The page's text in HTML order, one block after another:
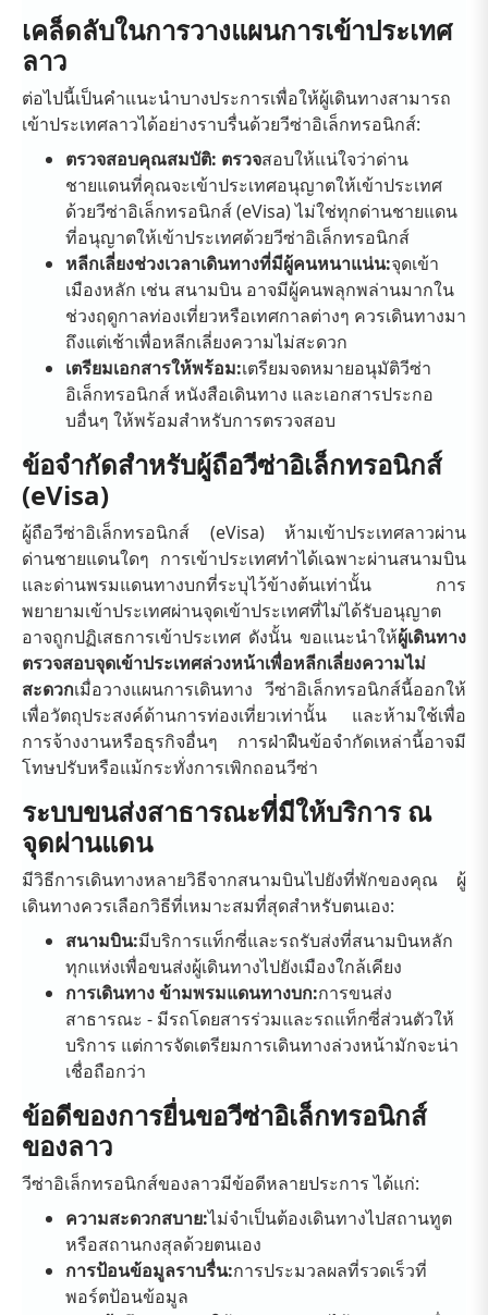
เคล็ดลับในการวางแผนการเข้าประเทศ
ลาว
ต่อไปนี้เป็นคำแนะนำบางประการเพื่อให้ผู้เดินทางสามารถ
เข้าประเทศลาวได้อย่างราบรื่นด้วยวีซ่าอิเล็กทรอนิกส์:
ตรวจสอบคุณสมบัติ: ตรวจสอบให้แน่ใจว่าด่าน
ชายแดนที่คุณจะเข้าประเทศอนุญาตให้เข้าประเทศ
ด้วยวีซ่าอิเล็กทรอนิกส์ (eVisa) ไม่ใช่ทุกด่านชายแดน
ที่อนุญาตให้เข้าประเทศด้วยวีซ่าอิเล็กทรอนิกส์
หลีกเลี่ยงช่วงเวลาเดินทางที่มีผู้คนหนาแน่น:จุดเข้า
เมืองหลัก เช่น สนามบิน อาจมีผู้คนพลุกพล่านมากใน
ช่วงฤดูกาลท่องเที่ยวหรือเทศกาลต่างๆ ควรเดินทางมา
ถึงแต่เช้าเพื่อหลีกเลี่ยงความไม่สะดวก
เตรียมเอกสารให้พร้อม:เตรียมจดหมายอนุมัติวีซ่า
อิเล็กทรอนิกส์ หนังสือเดินทาง และเอกสารประกอ
บอื่นๆ ให้พร้อมสำหรับการตรวจสอบ
ข้อจำกัดสำหรับผู้ถือวีซ่าอิเล็กทรอนิกส์
(eVisa)
ผู้ถือวีซ่าอิเล็กทรอนิกส์ (eVisa) ห้ามเข้าประเทศลาวผ่าน
ด่านชายแดนใดๆ การเข้าประเทศทำได้เฉพาะผ่านสนามบิน
และด่านพรมแดนทางบกที่ระบุไว้ข้างต้นเท่านั้น การ
พยายามเข้าประเทศผ่านจุดเข้าประเทศที่ไม่ได้รับอนุญาต
อาจถูกปฏิเสธการเข้าประเทศ ดังนั้น ขอแนะนำให้ผู้เดินทาง
ตรวจสอบจุดเข้าประเทศล่วงหน้าเพื่อหลีกเลี่ยงความไม่
สะดวกเมื่อวางแผนการเดินทาง วีซ่าอิเล็กทรอนิกส์นี้ออกให้
เพื่อวัตถุประสงค์ด้านการท่องเที่ยวเท่านั้น และห้ามใช้เพื่อ
การจ้างงานหรือธุรกิจอื่นๆ การฝ่าฝืนข้อจำกัดเหล่านี้อาจมี
โทษปรับหรือแม้กระทั่งการเพิกถอนวีซ่า
ระบบขนส่งสาธารณะที่มีให้บริการ ณ
จุดผ่านแดน
มีวิธีการเดินทางหลายวิธีจากสนามบินไปยังที่พักของคุณ ผู้
เดินทางควรเลือกวิธีที่เหมาะสมที่สุดสำหรับตนเอง:
สนามบิน:มีบริการแท็กซี่และรถรับส่งที่สนามบินหลัก
ทุกแห่งเพื่อขนส่งผู้เดินทางไปยังเมืองใกล้เคียง
การเดินทาง ข้ามพรมแดนทางบก:การขนส่ง
สาธารณะ - มีรถโดยสารร่วมและรถแท็กซี่ส่วนตัวให้
บริการ แต่การจัดเตรียมการเดินทางล่วงหน้ามักจะน่า
เชื่อถือกว่า
ข้อดีของการยื่นขอวีซ่าอิเล็กทรอนิกส์
ของลาว
วีซ่าอิเล็กทรอนิกส์ของลาวมีข้อดีหลายประการ ได้แก่:
ความสะดวกสบาย:ไม่จำเป็นต้องเดินทางไปสถานทูต
หรือสถานกงสุลด้วยตนเอง
การป้อนข้อมูลราบรื่น:การประมวลผลที่รวดเร็วที่
พอร์ตป้อนข้อมูล